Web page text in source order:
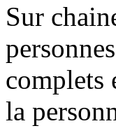
Sur
complets
la